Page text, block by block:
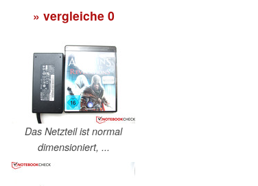
» vergleiche 0
Das Netzteil ist normal
dimensioniert, ...